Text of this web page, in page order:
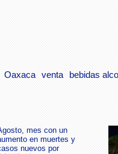
Oaxaca venta bebidas
mes con un
en muertes y
nuevos por